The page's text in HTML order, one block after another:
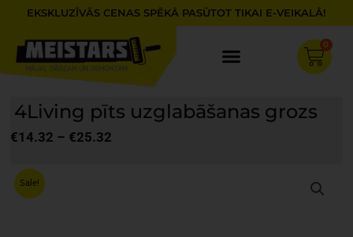
content
EKSKLUZĪVĀS CENAS SPĒKĀ PASŪTOT TIKAI E-VEIKALĀ!
0
Cart
4Living pīts uzglabāšanas grozs
€14.32 – €25.32
Sale!